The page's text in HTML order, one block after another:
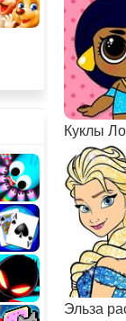
Куклы
Эльза